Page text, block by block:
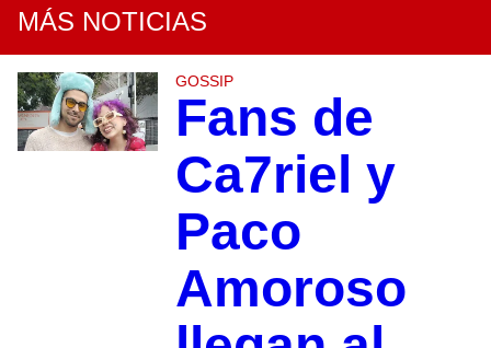
MÁS NOTICIAS
GOSSIP
Fans de
Ca7riel y
Paco
Amoroso